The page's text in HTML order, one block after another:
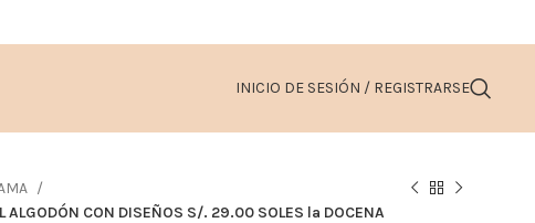
INICIO DE SESIÓN / REGISTRARSE
CON DISEÑOS S/. 29.00 SOLES la DOCENA